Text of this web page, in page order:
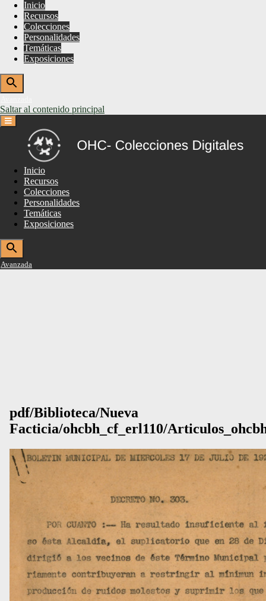
Inicio
Recursos
Colecciones
Personalidades
Temáticas
Exposiciones
Saltar al contenido principal
Inicio
Recursos
Colecciones
Personalidades
Temáticas
Exposiciones
Avanzada
pdf/Biblioteca/Nueva
Facticia/ohcbh_cf_erl110/